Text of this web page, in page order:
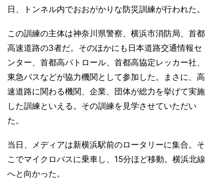
日、トンネル内でおおがかりな防災訓練が行われた。
この訓練の主体は神奈川県警察、横浜市消防局、首都
高速道路の3者だ。そのほかにも日本道路交通情報セ
ンター、首都高パトロール、首都高協定レッカー社、
東急バスなどが協力機関として参加した。まさに、高
速道路に関わる機関、企業、団体が総力を挙げて実施
した訓練といえる。その訓練を見学させていただい
た。
当日、メディアは新横浜駅前のロータリーに集合。そ
こでマイクロバスに乗車し、15分ほど移動。横浜北線
へと向かった。